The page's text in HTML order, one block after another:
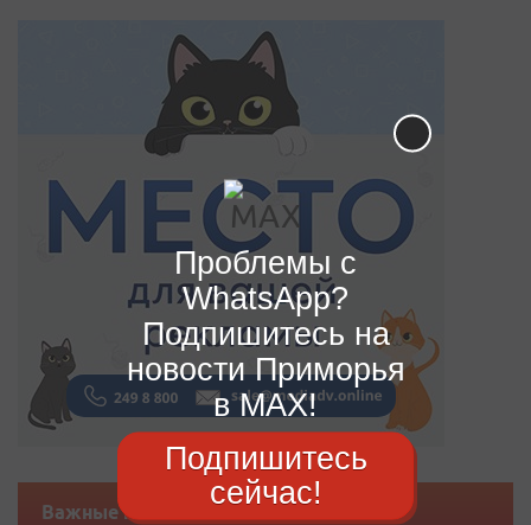
Важные новости
Проблемы с
WhatsApp?
Подпишитесь на
новости Приморья
в MAX!
Подпишитесь
сейчас!